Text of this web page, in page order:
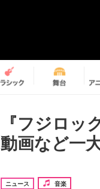
『フジロ
動画など一
ニュース 音楽